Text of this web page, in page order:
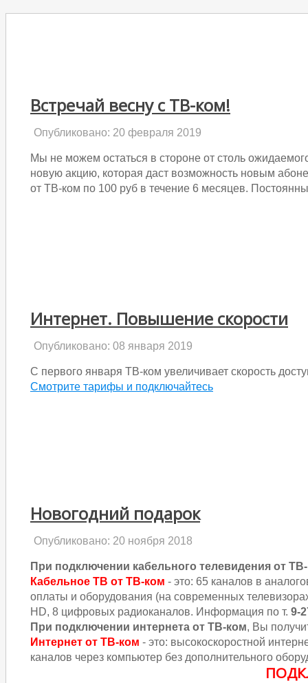
Встречай весну с ТВ-ком!
Опубликовано: 20 февраля 2019
Мы не можем остаться в стороне от столь
новую акцию, которая даст возможность новым
от ТВ-ком по 100 руб в течение 6 месяцев.
Интернет. Повышение скорости
Опубликовано: 08 января 2019
С первого января ТВ-ком увеличивает скорость
Смотрите тарифы и подключайтесь
Новогодний подарок
Опубликовано: 20 ноября 2018
При подключении кабельного телевидения от
Кабельное ТВ от ТВ-ком - это: 65 каналов в
оплаты и оборудования (на современных
HD, 8 цифровых радиоканалов. Информация по т. 9-
При подключении интернета от ТВ-ком, Вы
Интернет от ТВ-ком - это: высокоскоростной
каналов через компьютер без дополнительного